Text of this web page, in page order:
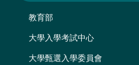
教育部
大學入學考試中心
大學甄選入學委員會